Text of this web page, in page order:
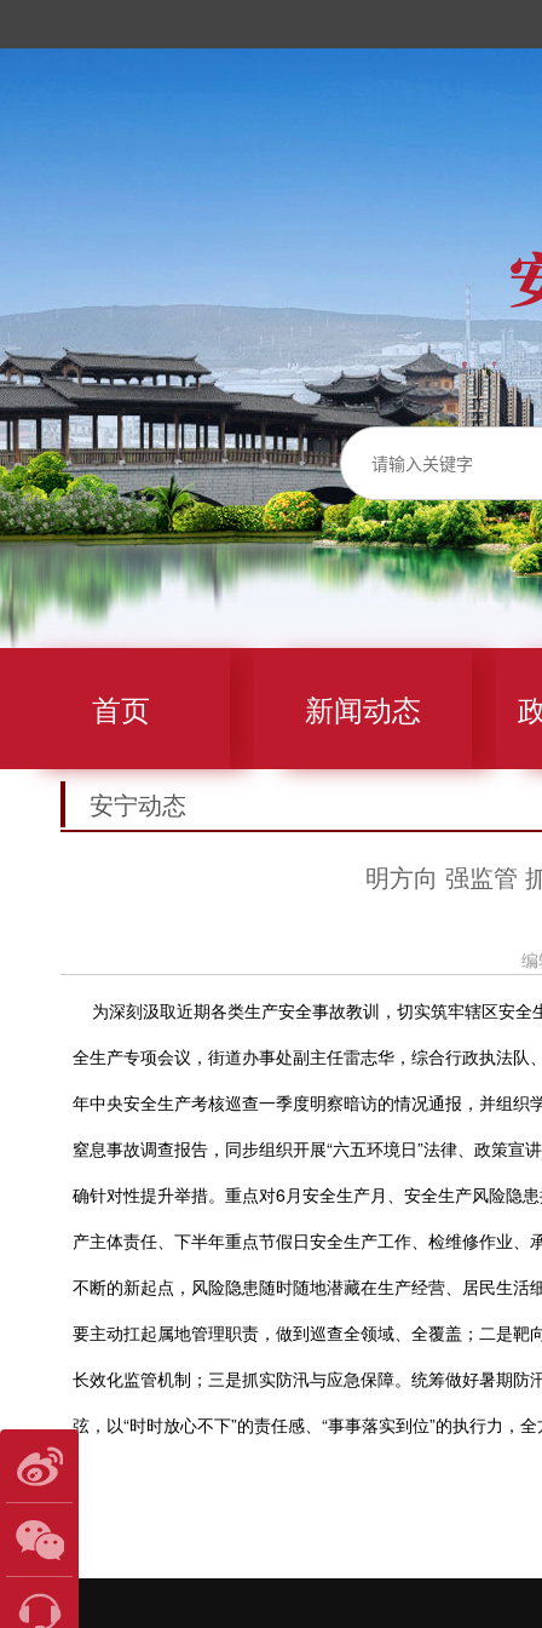
首页 新闻动态
安宁动态
明方向 强监管
为深刻汲取近期各类生产安全事故教训，切实筑牢辖区安
全生产专项会议，街道办事处副主任雷志华，综合行政执法
年中央安全生产考核巡查一季度明察暗访的情况通报，并组织
窒息事故调查报告，同步组织开展“六五环境日”法律、政策
确针对性提升举措。重点对6月安全生产月、安全生产风险隐
产主体责任、下半年重点节假日安全生产工作、检维修作业
不断的新起点，风险隐患随时随地潜藏在生产经营、居民生
要主动扛起属地管理职责，做到巡查全领域、全覆盖；二是靶
长效化监管机制；三是抓实防汛与应急保障。统筹做好暑期
弦，以“时时放心不下”的责任感、“事事落实到位”的执行力